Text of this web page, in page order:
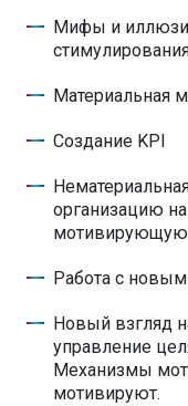
Мифы и
Материальная
Создание KPI
организацию
мотивирующую
Работа с
Новый взгляд
управление
Механизмы
мотивируют.